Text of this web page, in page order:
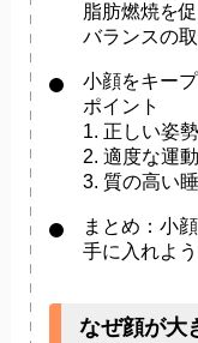
脂肪燃焼を
バランスの
小顔をキー
ポイント
1. 正しい姿
2. 適度な運
3. 質の高い
まとめ：小
手に入れよう
なぜ顔が大